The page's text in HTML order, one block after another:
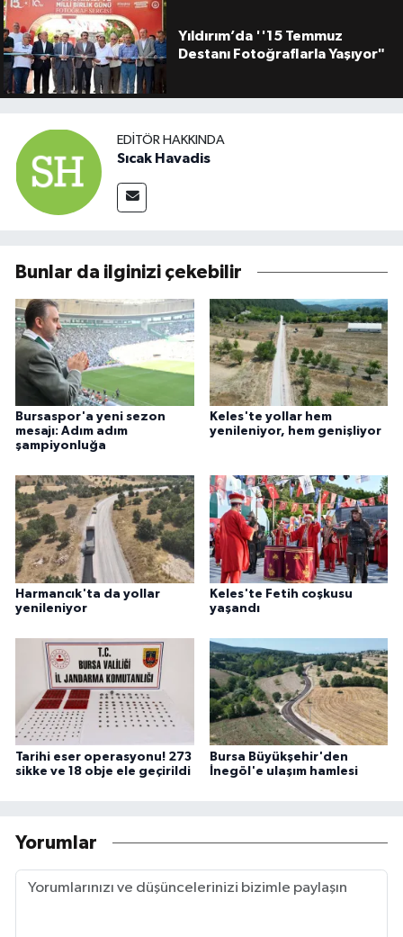
Yıldırım’da ''15 Temmuz
Destanı Fotoğraflarla Yaşıyor"
EDITÖR HAKKINDA
Sıcak Havadis
Bunlar da ilginizi çekebilir
Bursaspor'a yeni sezon
mesajı: Adım adım
şampiyonluğa
Keles'te yollar hem
yenileniyor, hem genişliyor
Harmancık'ta da yollar
yenileniyor
Keles'te Fetih coşkusu
yaşandı
Tarihi eser operasyonu! 273
sikke ve 18 obje ele geçirildi
Bursa Büyükşehir'den
İnegöl'e ulaşım hamlesi
Yorumlar